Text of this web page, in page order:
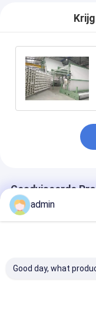
Geadviseerde
admin
Good day, what